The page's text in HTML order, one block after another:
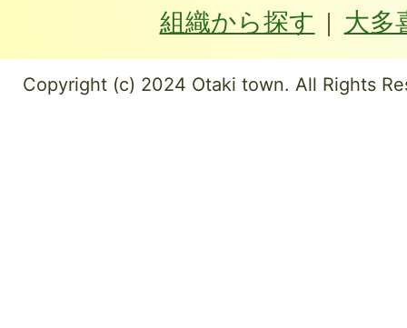
組織から探す
大多
Copyright (c) 2024 Otaki town. All Rights